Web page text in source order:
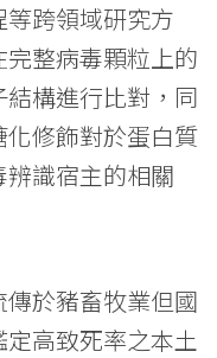
跨領域研究方
整病毒顆粒上的
構進行比對，同
修飾對於蛋白質
識宿主的相關
於豬畜牧業但國
高致死率之本土